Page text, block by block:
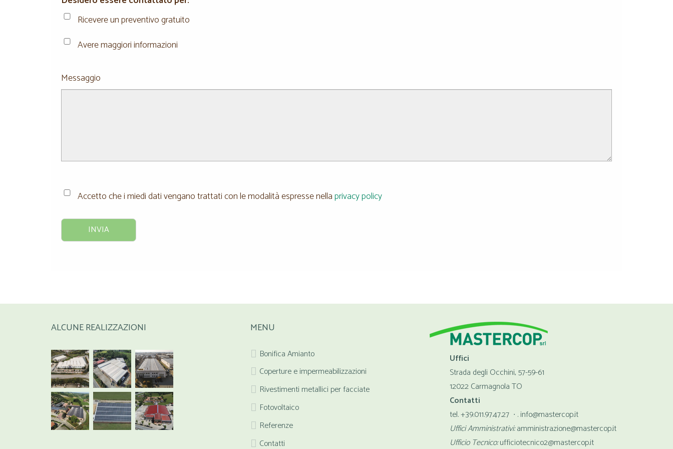
Ricevere un preventivo gratuito
Avere maggiori informazioni
Messaggio
Accetto che i miedi dati vengano trattati con le modalità espresse nellaprivacy policy
ALCUNE REALIZZAZIONI
SACMI Conad SABELT
MENU
Bonifica Amianto
Coperture e impermeabilizzazioni
Rivestimenti metallici per facciate
Fotovoltaico
Referenze
Contatti
Uffici
Strada degli Occhini, 57-59-61
12022 Carmagnola TO
Contatti
tel. +39.011.97.47.27 ∙ . info@mastercop.it
Uffici Amministrativi:amministrazione@mastercop.it
Ufficio Tecnico:ufficiotecnico2@mastercop.it